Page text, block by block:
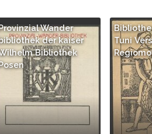
Wander
der kaiser
Bibliothek
Tuni